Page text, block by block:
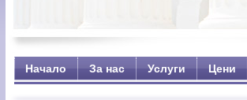
Начало За нас Услуги Цени